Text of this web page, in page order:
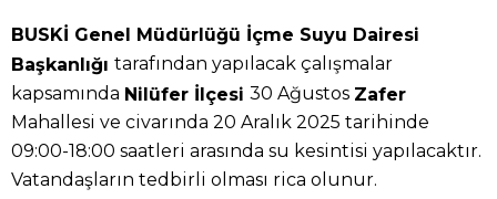
BUSKİ Genel Müdürlüğü İçme Suyu Dairesi
Başkanlığı tarafından yapılacak çalışmalar
kapsamında Nilüfer İlçesi 30 Ağustos Zafer
Mahallesi ve civarında 20 Aralık 2025 tarihinde
09:00-18:00 saatleri arasında su kesintisi yapılacaktır.
Vatandaşların tedbirli olması rica olunur.